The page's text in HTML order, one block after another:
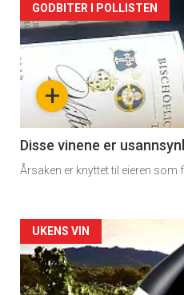
Forsiden
akkurat
nå
3
+
GODBITER I POLLISTEN
Disse vinene er
Årsaken er knyttet til eieren som
Forsiden
akkurat
UKENS VIN